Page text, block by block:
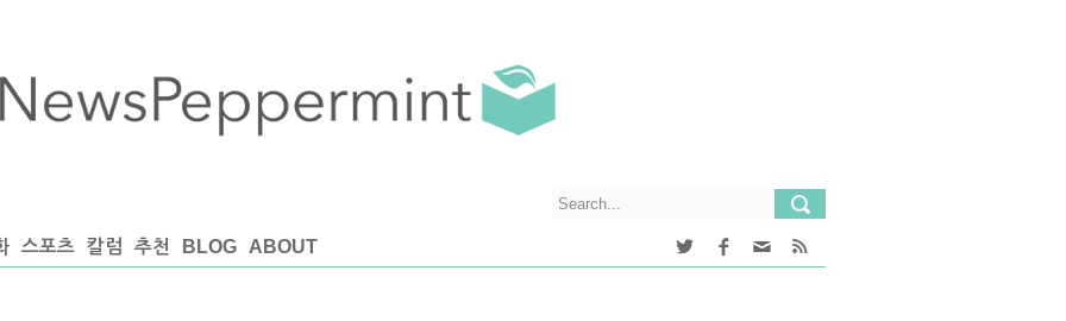
스포츠 칼럼 추천 BLOG ABOUT